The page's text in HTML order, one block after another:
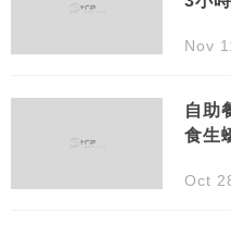
Nov
自助
食生
Oct